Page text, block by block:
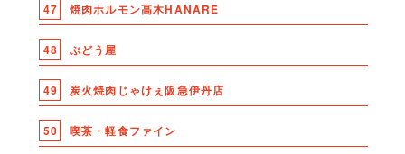
47 焼肉ホルモン高木HANARE
48 ぶどう屋
49 炭火焼肉じゃけぇ阪急伊丹店
50 喫茶・軽食ファイン